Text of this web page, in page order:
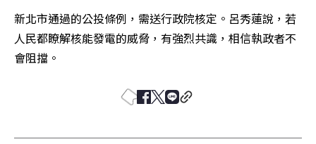
新北市通過的公投條例，需送行政院核定。呂秀蓮說，若
人民都瞭解核能發電的威脅，有強烈共識，相信執政者不
會阻擋。